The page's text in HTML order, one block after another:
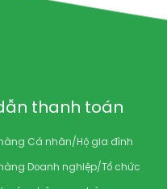
thanh toán
Cá nhân/Hộ gia đình
Doanh nghiệp/Tổ chức